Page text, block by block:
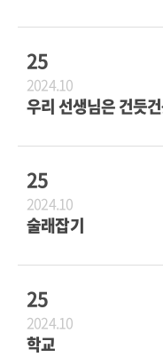
25
2024.10
우리 선생님은 건듯
25
2024.10
술래잡기
25
2024.10
학교